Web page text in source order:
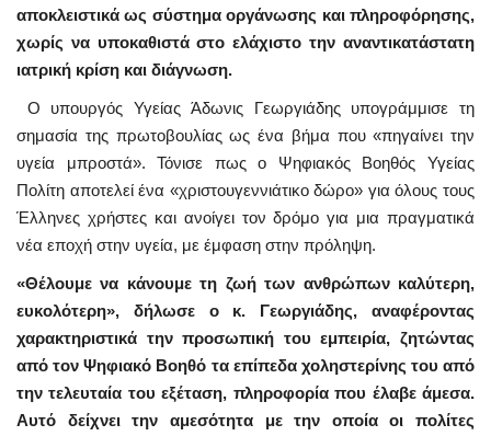
αποκλειστικά ως σύστημα οργάνωσης και πληροφόρησης,
χωρίς να υποκαθιστά στο ελάχιστο την αναντικατάστατη
ιατρική κρίση και διάγνωση.
Ο υπουργός Υγείας Άδωνις Γεωργιάδης υπογράμμισε τη
σημασία της πρωτοβουλίας ως ένα βήμα που «πηγαίνει την
υγεία μπροστά». Τόνισε πως ο Ψηφιακός Βοηθός Υγείας
Πολίτη αποτελεί ένα «χριστουγεννιάτικο δώρο» για όλους τους
Έλληνες χρήστες και ανοίγει τον δρόμο για μια πραγματικά
νέα εποχή στην υγεία, με έμφαση στην πρόληψη.
«Θέλουμε να κάνουμε τη ζωή των ανθρώπων καλύτερη,
ευκολότερη», δήλωσε ο κ. Γεωργιάδης, αναφέροντας
χαρακτηριστικά την προσωπική του εμπειρία, ζητώντας
από τον Ψηφιακό Βοηθό τα επίπεδα χοληστερίνης του από
την τελευταία του εξέταση, πληροφορία που έλαβε άμεσα.
Αυτό δείχνει την αμεσότητα με την οποία οι πολίτες